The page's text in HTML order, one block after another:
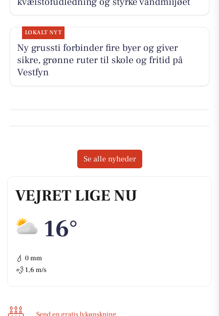
VEJRET LIGE NU
16°
💧 0 mm
💨 1,6 m/s
LOKALT NYT
Ny grussti forbinder fire byer og giver
sikre, grønne ruter til skole og fritid på
Vestfyn
Se alle nyheder